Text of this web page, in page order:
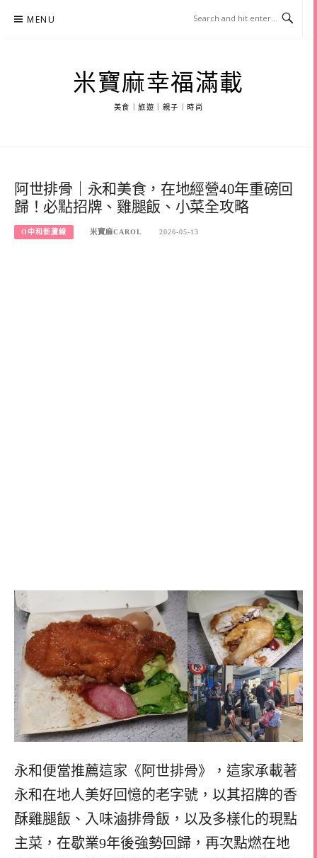
MENU
米寶麻幸福滿載
美食｜旅遊｜親子｜時尚
阿世排骨｜永和美食，在地經營40年重磅回
歸！必點招牌、雞腿飯、小菜全攻略
O中和新蘆線 米寶麻CAROL 2026-05-13
永和便當推薦這家《阿世排骨》，這家承載著
永和在地人美好回憶的老字號，以其招牌的香
酥雞腿飯、入味滷排骨飯，以及多樣化的現點
主菜，在歇業9年後強勢回歸，再次點燃在地